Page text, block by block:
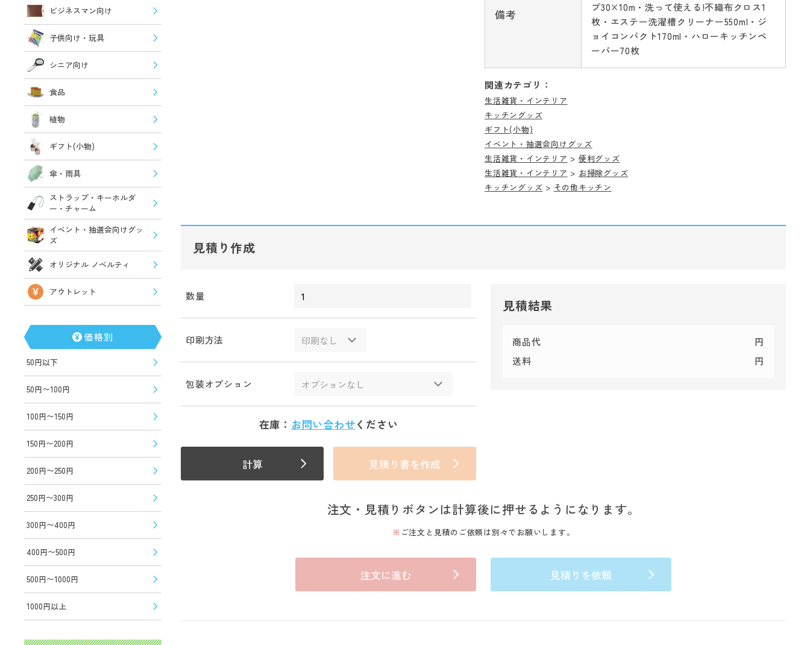
ビジネスマン向け
子供向け・玩具
シニア向け
食品
植物
ギフト(小物)
傘・雨具
ストラップ・キーホルダ
ー・チャーム
イベント・抽選会向けグッ
ズ
オリジナル ノベルティ
アウトレット
価格別
50円以下
50円〜100円
100円〜150円
150円〜200円
200円〜250円
250円〜300円
300円〜400円
400円〜500円
500円〜1000円
1000円以上
備考
プ30×10m・洗って使える!不織布クロス1
枚・エステー洗濯槽クリーナー550ml・ジ
ョイコンパクト170ml・ハローキッチンペ
ーパー70枚
関連カテゴリ：
生活雑貨・インテリア
キッチングッズ
ギフト(小物)
イベント・抽選会向けグッズ
生活雑貨・インテリア > 便利グッズ
生活雑貨・インテリア > お掃除グッズ
キッチングッズ > その他キッチン
見積り作成
数量
印刷方法
包装オプション
在庫： お問い合わせください
計算 見積り書を作成
見積結果
商品代
円
送料
円
注文・見積りボタンは計算後に押せるようになります。
ご注文と見積のご依頼は別々でお願いします。
注文に進む 見積りを依頼